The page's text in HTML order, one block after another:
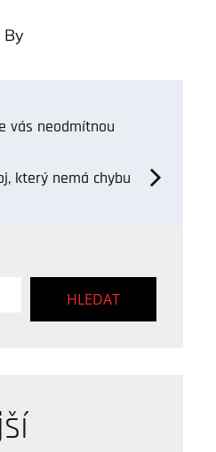
By
vás neodmítnou
který nemá chybu
HLEDAT